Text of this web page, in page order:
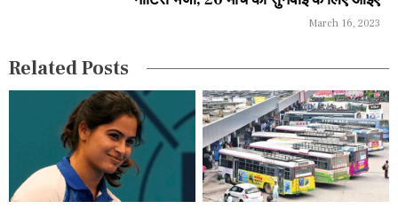
o
March 16, 2023
Related Posts